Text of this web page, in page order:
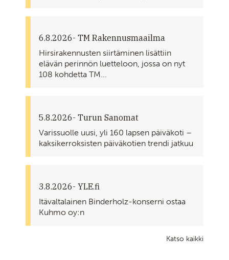
6.8.2026- TM Rakennusmaailma
Hirsirakennusten siirtäminen lisättiin
elävän perinnön luetteloon, jossa on nyt
108 kohdetta TM...
5.8.2026- Turun Sanomat
Varissuolle uusi, yli 160 lapsen päiväkoti –
kaksikerroksisten päiväkotien trendi jatkuu
3.8.2026- YLE.fi
Itävaltalainen Binderholz-konserni ostaa
Kuhmo oy:n
Katso kaikki